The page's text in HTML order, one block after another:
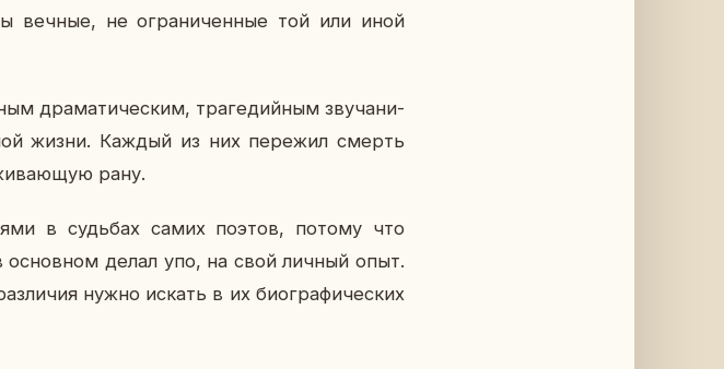
вечные, не огра­ни­чен­ные той или иной
дра­ма­ти­че­ским, тра­ге­дий­ным зву­ча­ни­
жизни. Каждый из них пе­ре­жил смерть
рану.
в судь­бах самих поэтов, потому что
делал упо, на свой личный опыт.
нужно искать в их био­гра­фи­че­ских